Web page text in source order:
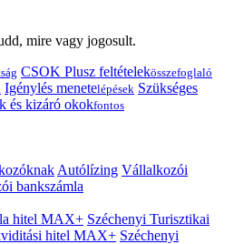
mire vagy jogosult.
CSOK Plusz feltételekösszefoglaló
Igénylés menetelépések Szükséges
és kizáró okokfontos
Autólízing Vállalkozói
bankszámla
hitel MAX+ Széchenyi Turisztikai
hitel MAX+ Széchenyi